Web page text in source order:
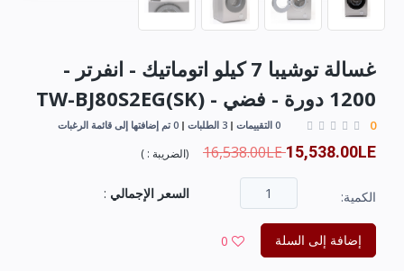
غسالة توشيبا 7 كيلو اتوماتيك - انفرتر -
1200 دورة - فضي - TW-BJ80S2EG(SK)
0 0 التقييمات 3 الطلبات 0 تم إضافتها إلى قائمة الرغبات
16,538.00LE15,538.00LE
(الضريبة : )
الكمية: السعر الإجمالي :
إضافة إلى السلة 0